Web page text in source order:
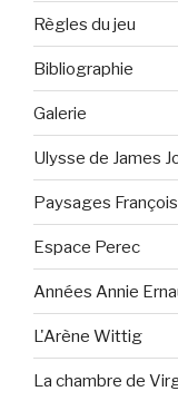
Règles du jeu
Bibliographie
Galerie
Ulysse de James
Paysages
Espace Perec
Années Annie
L'Arène Wittig
La chambre de